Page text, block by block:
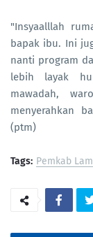
"Insyaalllah
bapak ibu. Ini
nanti program
lebih layak
mawadah,
menyerahkan
(ptm)
Tags: Pemkab